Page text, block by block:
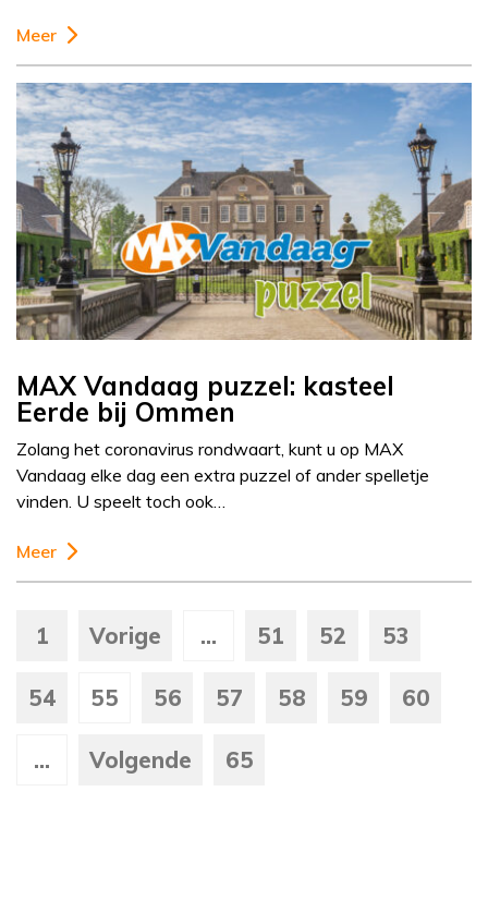
Meer
MAX Vandaag puzzel: kasteel
Eerde bij Ommen
Zolang het coronavirus rondwaart, kunt u op MAX
Vandaag elke dag een extra puzzel of ander spelletje
vinden. U speelt toch ook…
Meer
1 Vorige ... 51 52 53
54 55 56 57 58 59 60
... Volgende 65